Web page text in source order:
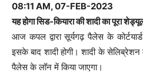
08:11 AM, 07-FEB-2023
यह होगा सिड-कियारा की शादी का पूरा
आज कपल द्वारा सूर्यगढ़ पैलेस के
इसके बाद शादी होगी। शादी के
पैलेस के लॉन में किया जाएगा।